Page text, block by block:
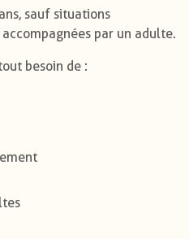
sauf situations
par un adulte.
besoin de :